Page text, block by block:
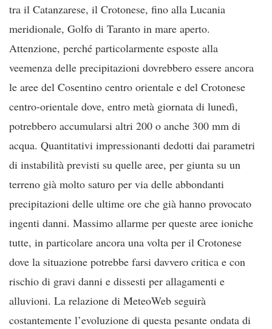
tra il Catanzarese, il Crotonese, fino alla Lucania
meridionale, Golfo di Taranto in mare aperto.
Attenzione, perché particolarmente esposte alla
veemenza delle precipitazioni dovrebbero essere ancora
le aree del Cosentino centro orientale e del Crotonese
centro-orientale dove, entro metà giornata di lunedì,
potrebbero accumularsi altri 200 o anche 300 mm di
acqua. Quantitativi impressionanti dedotti dai parametri
di instabilità previsti su quelle aree, per giunta su un
terreno già molto saturo per via delle abbondanti
precipitazioni delle ultime ore che già hanno provocato
ingenti danni. Massimo allarme per queste aree ioniche
tutte, in particolare ancora una volta per il Crotonese
dove la situazione potrebbe farsi davvero critica e con
rischio di gravi danni e dissesti per allagamenti e
alluvioni. La relazione di MeteoWeb seguirà
costantemente l’evoluzione di questa pesante ondata di